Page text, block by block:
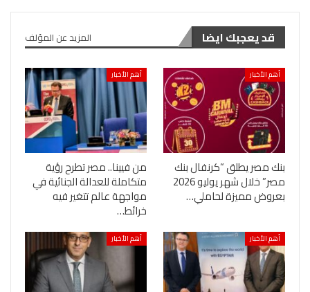
قد يعجبك ايضا المزيد عن المؤلف
أهم الأخبار
بنك مصر يطلق “كرنفال بنك
مصر” خلال شهر يوليو 2026
بعروض مميزة لحاملي…
أهم الأخبار
من فيينا.. مصر تطرح رؤية
متكاملة للعدالة الجنائية في
مواجهة عالم تتغير فيه
خرائط…
أهم الأخبار أهم الأخبار